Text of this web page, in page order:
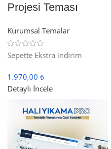
Projesi Teması
Kurumsal Temalar
Sepette Ekstra indirim
1.970,00 ₺
Detaylı İncele